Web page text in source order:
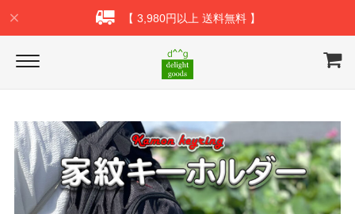
【 3,980円以上 送料無料 】